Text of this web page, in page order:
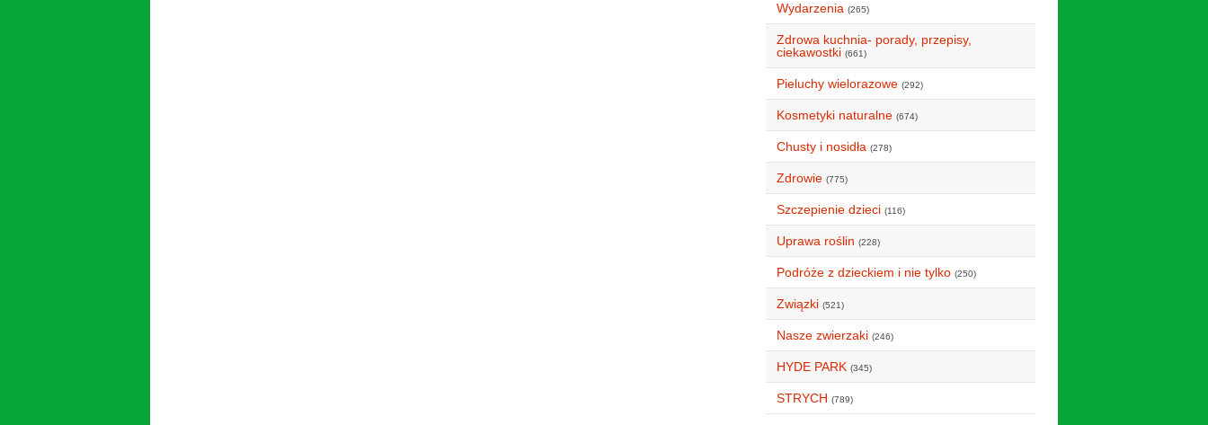
Wydarzenia (265)
Zdrowa kuchnia- porady, przepisy,
ciekawostki (661)
Pieluchy wielorazowe (292)
Kosmetyki naturalne (674)
Chusty i nosidła (278)
Zdrowie (775)
Szczepienie dzieci (116)
Uprawa roślin (228)
Podróże z dzieckiem i nie tylko (250)
Związki (521)
Nasze zwierzaki (246)
HYDE PARK (345)
STRYCH (789)